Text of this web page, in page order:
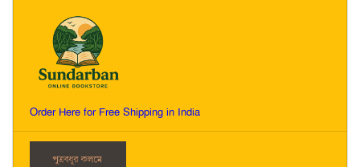
Order Here for Free Shipping in India